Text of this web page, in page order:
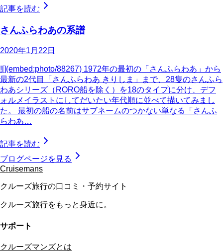
記事を読む
さんふらわあの系譜
2020年1月22日
![](embed:photo/88267) 1972年の最初の「さんふらわあ」から
最新の2代目「さんふらわあ きりしま」まで、28隻のさんふら
わあシリーズ（RORO船を除く）を18のタイプに分け、デフ
ォルメイラストにしてだいたい年代順に並べて描いてみまし
た。 最初の船の名前はサブネームのつかない単なる「さんふ
らわあ…
記事を読む
ブログページを見る
Cruisemans
クルーズ旅行の口コミ・予約サイト
クルーズ旅行をもっと身近に。
サポート
クルーズマンズとは